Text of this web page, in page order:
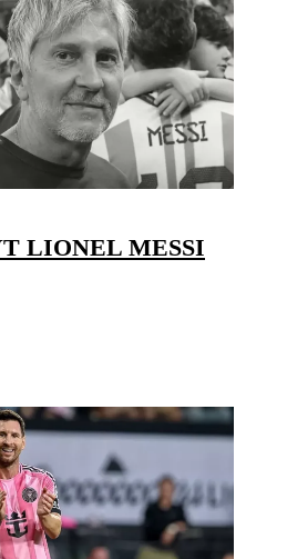
LIONEL MESSI